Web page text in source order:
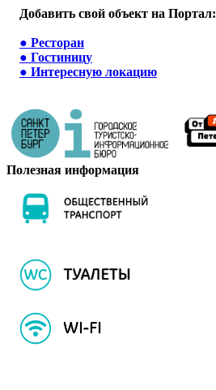
Добавить свой объект на Портал:
● Ресторан
● Гостиницу
● Интересную локацию
Полезная информация